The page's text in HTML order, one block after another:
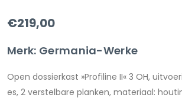
€219,00
Merk: Germania-Werke
Open dossierkast »Profiline II« 3 OH,
es, 2 verstelbare planken, materiaal: